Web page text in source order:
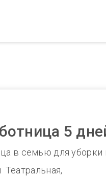
5
в семью для уборки
Театральная,